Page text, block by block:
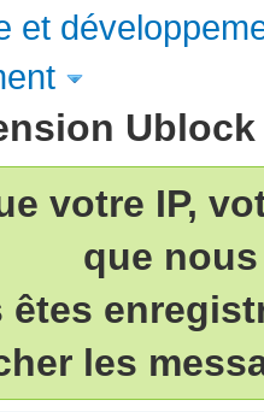
et
votre IP,
que
êtes
les